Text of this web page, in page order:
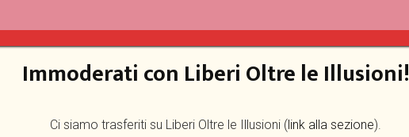
Immoderati con Liberi Oltre le Illusioni!
Ci siamo trasferiti su Liberi Oltre le Illusioni (link alla sezione).